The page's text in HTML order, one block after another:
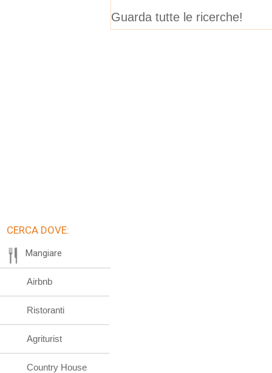
Guarda tutte le ricerche!
CERCA DOVE:
Mangiare
Airbnb
Ristoranti
Agriturist
Country House